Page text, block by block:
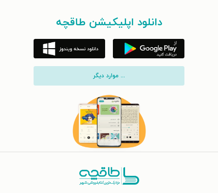
دانلود اپلیکیشن طاقچه
... موارد دیگر